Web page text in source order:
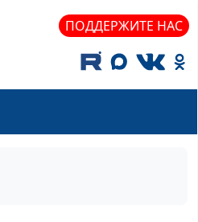
ПОДДЕРЖИТЕ НАС
Андрей Юнак, Сергей
Пацукевич, магистр
#424
Андрей Юнак, Сергей
#423